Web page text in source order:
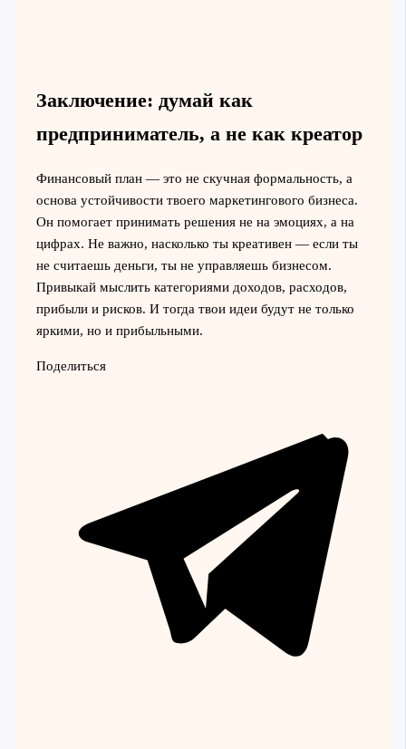
Заключение: думай как
предприниматель, а не как креатор
Финансовый план — это не скучная формальность, а
основа устойчивости твоего маркетингового бизнеса.
Он помогает принимать решения не на эмоциях, а на
цифрах. Не важно, насколько ты креативен — если ты
не считаешь деньги, ты не управляешь бизнесом.
Привыкай мыслить категориями доходов, расходов,
прибыли и рисков. И тогда твои идеи будут не только
яркими, но и прибыльными.
Поделиться